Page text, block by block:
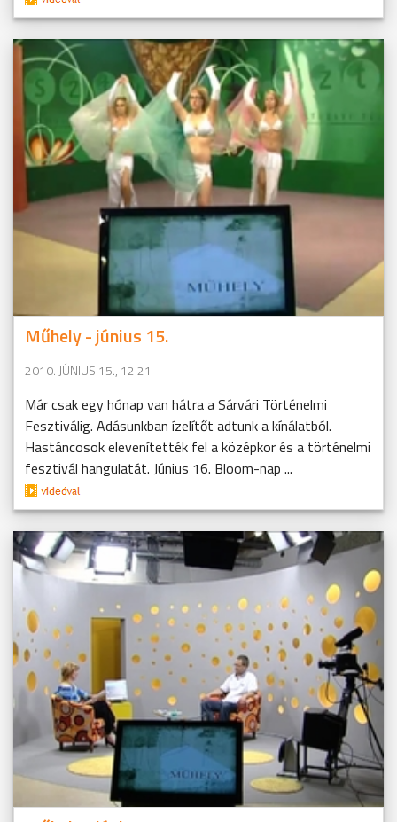
Műhely - június 15.
2010. JÚNIUS 15., 12:21
Már csak egy hónap van hátra a Sárvári Történelmi
Fesztiválig. Adásunkban ízelítőt adtunk a kínálatból.
Hastáncosok elevenítették fel a középkor és a történelmi
fesztivál hangulatát. Június 16. Bloom-nap ...